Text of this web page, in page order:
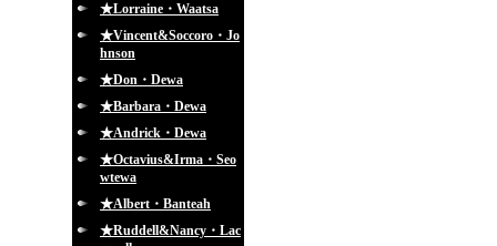
★Lorraine・Waatsa
★Vincent&Soccoro・Jo
hnson
★Don・Dewa
★Barbara・Dewa
★Andrick・Dewa
★Octavius&Irma・Seo
wtewa
★Albert・Banteah
★Ruddell&Nancy・Lac